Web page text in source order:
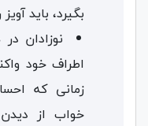
بگیرد، باید
نوزادان
اطراف خود
زمانی که
خواب از